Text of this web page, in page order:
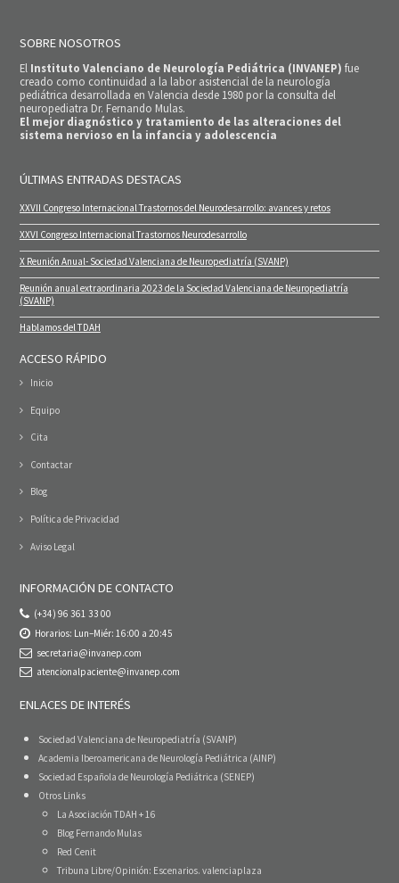
SOBRE NOSOTROS
El Instituto Valenciano de Neurología Pediátrica (INVANEP) fue
creado como continuidad a la labor asistencial de la neurología
pediátrica desarrollada en Valencia desde 1980 por la consulta del
neuropediatra Dr. Fernando Mulas.
El mejor diagnóstico y tratamiento de las alteraciones del
sistema nervioso en la infancia y adolescencia
ÚLTIMAS ENTRADAS DESTACAS
XXVII Congreso Internacional Trastornos del Neurodesarrollo: avances y retos
XXVI Congreso Internacional Trastornos Neurodesarrollo
X Reunión Anual- Sociedad Valenciana de Neuropediatría (SVANP)
Reunión anual extraordinaria 2023 de la Sociedad Valenciana de Neuropediatría
(SVANP)
Hablamos del TDAH
ACCESO RÁPIDO
Inicio
Equipo
Cita
Contactar
Blog
Política de Privacidad
Aviso Legal
INFORMACIÓN DE CONTACTO
(+34) 96 361 33 00
Horarios: Lun–Miér: 16:00 a 20:45
secretaria@invanep.com
atencionalpaciente@invanep.com
ENLACES DE INTERÉS
Sociedad Valenciana de Neuropediatría (SVANP)
Academia Iberoamericana de Neurología Pediátrica (AINP)
Sociedad Española de Neurología Pediátrica (SENEP)
Otros Links
La Asociación TDAH + 16
Blog Fernando Mulas
Red Cenit
Tribuna Libre/Opinión: Escenarios. valenciaplaza